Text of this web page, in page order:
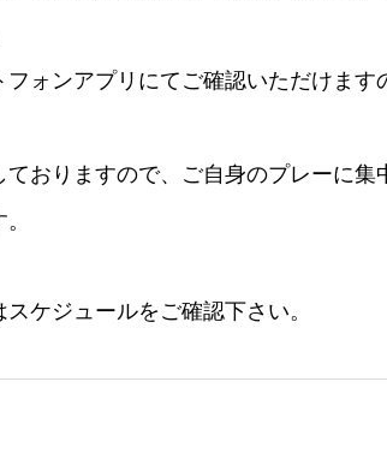
ォンアプリにてご確認いただけます
おりますので、ご自身のプレーに集
ケジュールをご確認下さい。